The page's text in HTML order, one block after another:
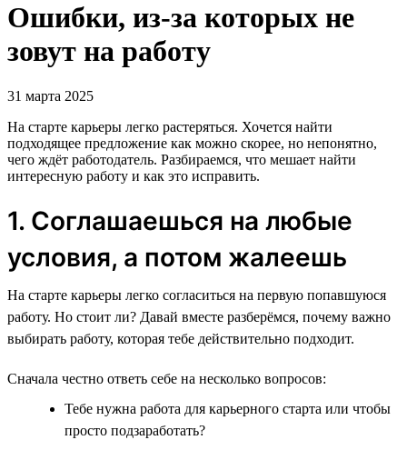
Ошибки, из-за которых не
зовут на работу
31 марта 2025
На старте карьеры легко растеряться. Хочется найти
подходящее предложение как можно скорее, но непонятно,
чего ждёт работодатель. Разбираемся, что мешает найти
интересную работу и как это исправить.
1. Соглашаешься на любые
условия, а потом жалеешь
На старте карьеры легко согласиться на первую попавшуюся
работу. Но стоит ли? Давай вместе разберёмся, почему важно
выбирать работу, которая тебе действительно подходит.
Сначала честно ответь себе на несколько вопросов:
Тебе нужна работа для карьерного старта или чтобы
просто подзаработать?